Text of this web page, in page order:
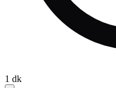
1 dk